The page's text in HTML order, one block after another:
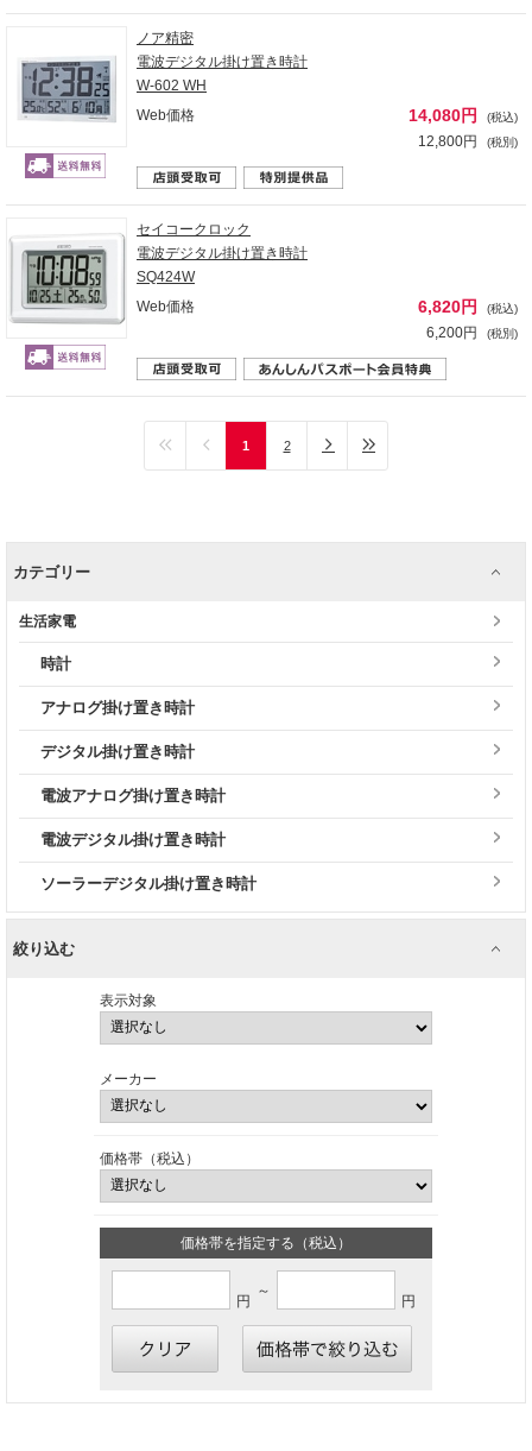
ノア精密
電波デジタル掛け置き時計
W-602 WH
Web価格
14,080円 (税込)
12,800円 (税別)
セイコークロック
電波デジタル掛け置き時計
SQ424W
Web価格
6,820円 (税込)
6,200円 (税別)
1 2
カテゴリー
生活家電
時計
アナログ掛け置き時計
デジタル掛け置き時計
電波アナログ掛け置き時計
電波デジタル掛け置き時計
ソーラーデジタル掛け置き時計
絞り込む
表示対象
メーカー
価格帯（税込）
価格帯を指定する（税込）
円
～
円